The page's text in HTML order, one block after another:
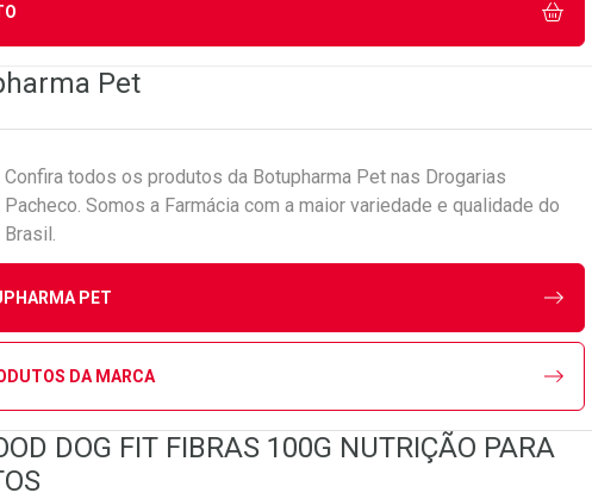
Pet
Confira todos os produtos da Botupharma Pet nas Drogarias
Pacheco. Somos a Farmácia com a maior variedade e qualidade do
Brasil.
PET
DA MARCA
DOG FIT FIBRAS 100G NUTRIÇÃO PARA